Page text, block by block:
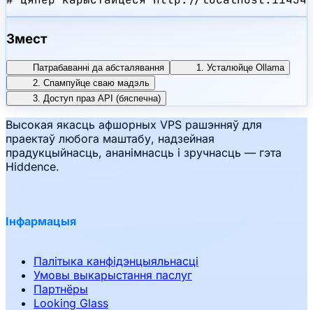
Змест
Патрабаванні да абсталявання
1. Усталюйце Ollama
2. Спампуйце сваю мадэль
3. Доступ праз API (бяспечна)
Высокая якасць афшорных VPS рашэнняў для
праектаў любога маштабу, надзейная
прадукцыйнасць, ананімнасць і зручнасць — гэта
Hiddence.
Інфармацыя
Палітыка канфідэнцыяльнасці
Умовы выкарыстання паслуг
Партнёры
Looking Glass